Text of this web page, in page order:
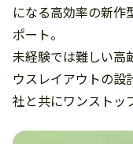
になる高効率の新作
ポート。
未経験では難しい高
ウスレイアウトの設
社と共にワンストッ